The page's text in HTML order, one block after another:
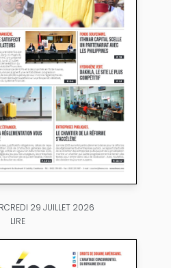
29 JUILLET 2026
LIRE